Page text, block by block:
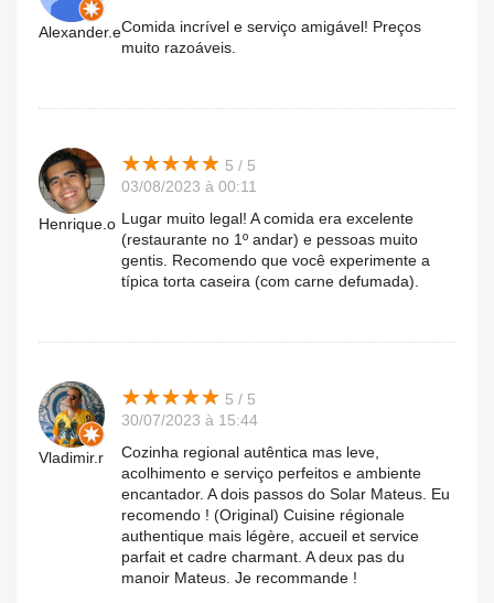
Alexander.eComida incrível e serviço amigável! Preços
muito razoáveis.
Henrique.o
★★★★★
★★★★★ 5 / 5
03/08/2023 à 00:11
Lugar muito legal! A comida era excelente
(restaurante no 1º andar) e pessoas muito
gentis. Recomendo que você experimente a
típica torta caseira (com carne defumada).
Vladimir.r
★★★★★
★★★★★ 5 / 5
30/07/2023 à 15:44
Cozinha regional autêntica mas leve,
acolhimento e serviço perfeitos e ambiente
encantador. A dois passos do Solar Mateus. Eu
recomendo ! (Original) Cuisine régionale
authentique mais légère, accueil et service
parfait et cadre charmant. A deux pas du
manoir Mateus. Je recommande !